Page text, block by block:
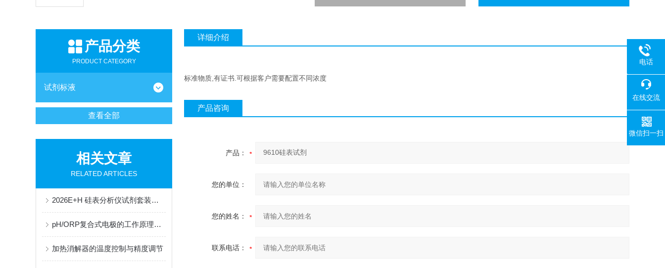
产品分类
PRODUCT CATEGORY
试剂标液
查看全部
相关文章
RELATED ARTICLES
2026E+H 硅表分析仪试剂套装供应商：整套配套试剂，适配电厂在线监测场景
pH/ORP复合式电极的工作原理与结构解析
加热消解器的温度控制与精度调节
详细介绍
标准物质,有证书.可根据客户需要配置不同浓度
产品咨询
产品：
您的单位：
您的姓名：
联系电话：
电话
400-
在线交流
微信扫一扫